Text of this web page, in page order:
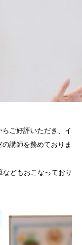
ご好評いただき、イ
講師を務めておりま
どもおこなっており